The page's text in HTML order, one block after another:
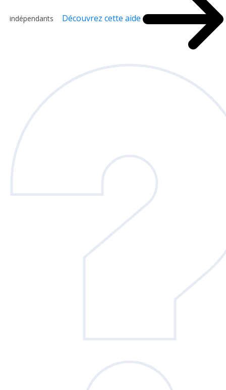
indépendants Découvrez cette aide